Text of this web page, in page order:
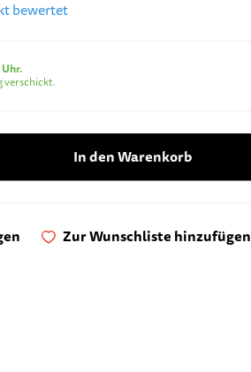
bewertet
verschickt.
In den Warenkorb
Zur Wunschliste hinzufügen